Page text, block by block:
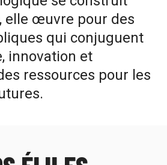
elle œuvre pour des
qui conjuguent
innovation et
ressources pour les